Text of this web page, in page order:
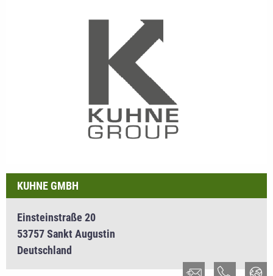
KUHNE GMBH
Einsteinstraße 20
53757 Sankt Augustin
Deutschland